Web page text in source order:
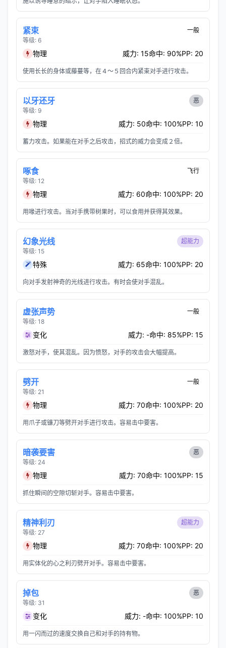
紧束
等级: 6
一般
物理 威力: 15命中: 90%PP: 20
使用长长的身体或藤蔓等，在４～５回合内紧束对手进行攻击。
以牙还牙
等级: 9
恶
物理 威力: 50命中: 100%PP: 10
蓄力攻击。如果能在对手之后攻击，招式的威力会变成２倍。
啄食
等级: 12
飞行
物理 威力: 60命中: 100%PP: 20
用喙进行攻击。当对手携带树果时，可以食用并获得其效果。
幻象光线
等级: 15
超能力
特殊 威力: 65命中: 100%PP: 20
向对手发射神奇的光线进行攻击。有时会使对手混乱。
虚张声势
等级: 18
一般
变化 威力: -命中: 85%PP: 15
激怒对手，使其混乱。因为愤怒，对手的攻击会大幅提高。
劈开
等级: 21
一般
物理 威力: 70命中: 100%PP: 20
用爪子或镰刀等劈开对手进行攻击。容易击中要害。
暗袭要害
等级: 24
恶
物理 威力: 70命中: 100%PP: 15
抓住瞬间的空隙切斩对手。容易击中要害。
精神利刃
等级: 27
超能力
物理 威力: 70命中: 100%PP: 20
用实体化的心之利刃劈开对手。容易击中要害。
掉包
等级: 31
恶
变化 威力: -命中: 100%PP: 10
用一闪而过的速度交换自己和对手的持有物。